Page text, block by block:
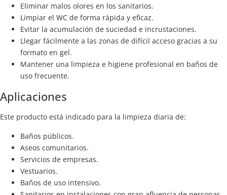
Eliminar malos olores en los sanitarios.
Limpiar el WC de forma rápida y eficaz.
Evitar la acumulación de suciedad e incrustaciones.
Llegar fácilmente a las zonas de difícil acceso gracias a su
formato en gel.
Mantener una limpieza e higiene profesional en baños de
uso frecuente.
Aplicaciones
Este producto está indicado para la limpieza diaria de:
Baños públicos.
Aseos comunitarios.
Servicios de empresas.
Vestuarios.
Baños de uso intensivo.